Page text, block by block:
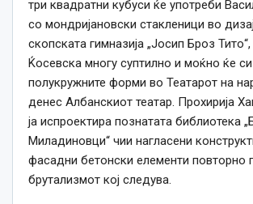
три квадратни кубуси ќе употреби
со мондријановски стакленици во
скопската гимназија „Јосип Броз
Ќосевска многу суптилно и моќно ќе
полукружните форми во Театарот на
денес Албанскиот театар. Прохирија
ја испроектира познатата библиотека
Миладиновци“ чии нагласени
фасадни бетонски елементи повторно
брутализмот кој следува.